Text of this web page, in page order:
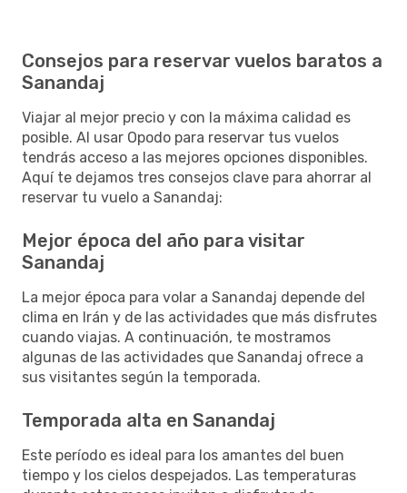
Consejos para reservar vuelos baratos a
Sanandaj
Viajar al mejor precio y con la máxima calidad es
posible. Al usar Opodo para reservar tus vuelos
tendrás acceso a las mejores opciones disponibles.
Aquí te dejamos tres consejos clave para ahorrar al
reservar tu vuelo a Sanandaj:
Mejor época del año para visitar
Sanandaj
La mejor época para volar a Sanandaj depende del
clima en Irán y de las actividades que más disfrutes
cuando viajas. A continuación, te mostramos
algunas de las actividades que Sanandaj ofrece a
sus visitantes según la temporada.
Temporada alta en Sanandaj
Este período es ideal para los amantes del buen
tiempo y los cielos despejados. Las temperaturas